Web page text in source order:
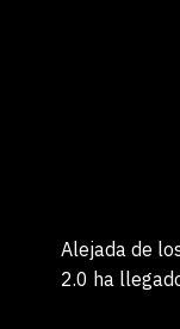
Alejada de
2.0 ha